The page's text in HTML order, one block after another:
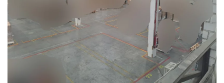
Ampliar